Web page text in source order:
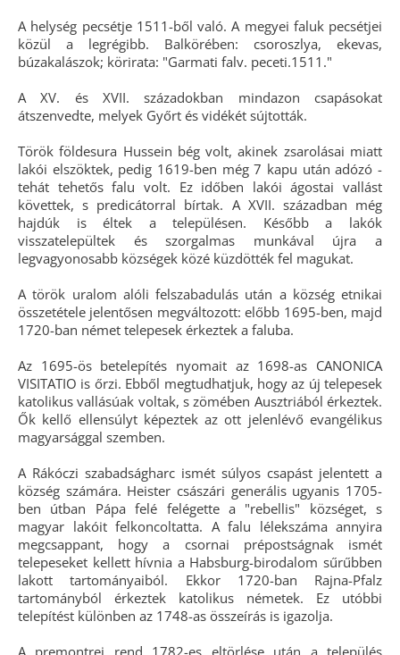
A helység pecsétje 1511-ből való. A megyei faluk pecsétjei
közül a legrégibb. Balkörében: csoroszlya, ekevas,
búzakalászok; körirata: "Garmati falv. peceti.1511."
A XV. és XVII. századokban mindazon csapásokat
átszenvedte, melyek Győrt és vidékét sújtották.
Török földesura Hussein bég volt, akinek zsarolásai miatt
lakói elszöktek, pedig 1619-ben még 7 kapu után adózó -
tehát tehetős falu volt. Ez időben lakói ágostai vallást
követtek, s predicátorral bírtak. A XVII. században még
hajdúk is éltek a településen. Később a lakók
visszatelepültek és szorgalmas munkával újra a
legvagyonosabb községek közé küzdötték fel magukat.
A török uralom alóli felszabadulás után a község etnikai
összetétele jelentősen megváltozott: előbb 1695-ben, majd
1720-ban német telepesek érkeztek a faluba.
Az 1695-ös betelepítés nyomait az 1698-as CANONICA
VISITATIO is őrzi. Ebből megtudhatjuk, hogy az új telepesek
katolikus vallásúak voltak, s zömében Ausztriából érkeztek.
Ők kellő ellensúlyt képeztek az ott jelenlévő evangélikus
magyarsággal szemben.
A Rákóczi szabadságharc ismét súlyos csapást jelentett a
község számára. Heister császári generális ugyanis 1705-
ben útban Pápa felé felégette a "rebellis" községet, s
magyar lakóit felkoncoltatta. A falu lélekszáma annyira
megcsappant, hogy a csornai prépostságnak ismét
telepeseket kellett hívnia a Habsburg-birodalom sűrűbben
lakott tartományaiból. Ekkor 1720-ban Rajna-Pfalz
tartományból érkeztek katolikus németek. Ez utóbbi
telepítést különben az 1748-as összeírás is igazolja.
A premontrei rend 1782-es eltörlése után a település